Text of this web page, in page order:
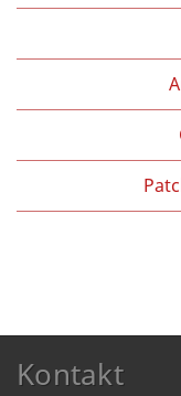
Kontakt